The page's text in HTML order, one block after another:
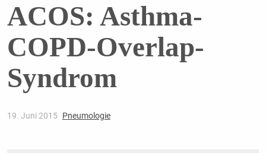
ACOS: Asthma-
COPD-Overlap-
Syndrom
19. Juni 2015 Pneumologie